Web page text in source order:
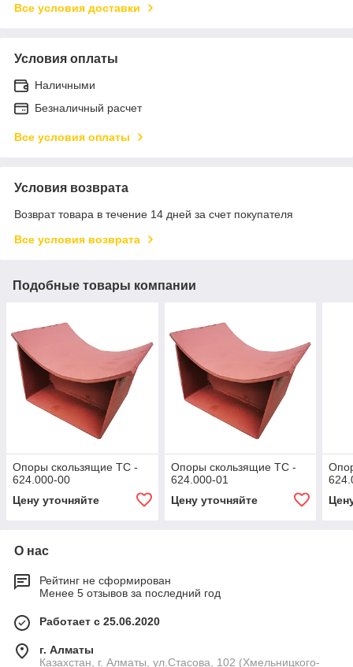
Все условия доставки
Условия оплаты
Наличными
Безналичный расчет
Все условия оплаты
Условия возврата
Возврат товара в течение 14 дней за счет покупателя
Все условия возврата
Подобные товары компании
Опоры скользящие ТС -
624.000-00
Цену уточняйте
Опоры скользящие ТС -
624.000-01
Цену уточняйте
О нас
Рейтинг не сформирован
Менее 5 отзывов за последний год
Работает с 25.06.2020
г. Алматы
Казахстан, г. Алматы, ул.Стасова, 102 (Хмельницкого-